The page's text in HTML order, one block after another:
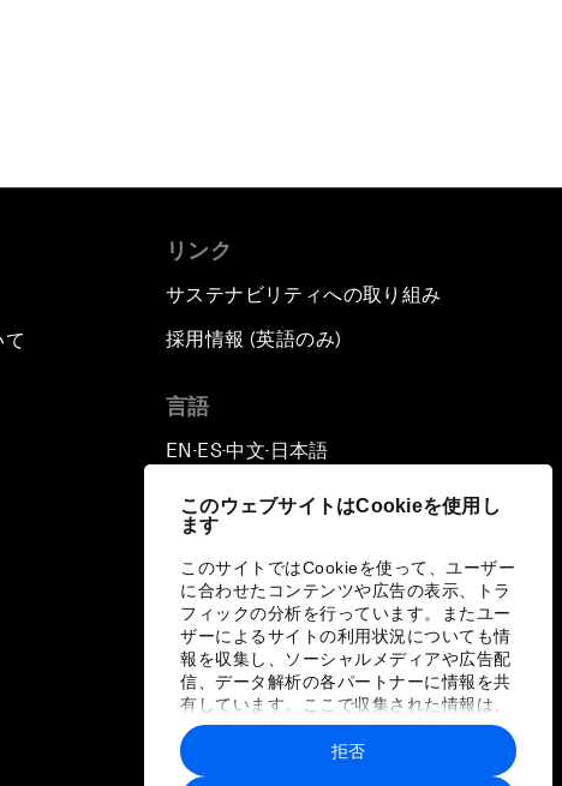
このウェブサイトはCookieを使用し
ます
このサイトではCookieを使って、ユーザー
に合わせたコンテンツや広告の表示、トラ
フィックの分析を行っています。またユー
ザーによるサイトの利用状況についても情
報を収集し、ソーシャルメディアや広告配
信、データ解析の各パートナーに情報を共
有しています。ここで収集された情報は、
ユーザーが各パートナーに提供した他の情
報や各パートナーのサービスを使用した際
に収集された情報と組み合わされ、各パー
拒否
リンク
サステナビリティへの取り組み
採用情報 (英語のみ)
言語
EN ▪ ES▪中文▪ 日本語